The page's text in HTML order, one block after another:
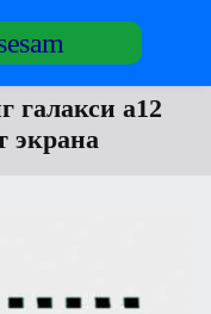
галакси а12
экрана